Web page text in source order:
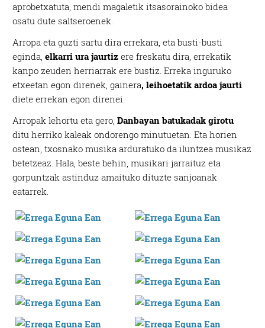
aprobetxatuta, mendi magaletik itsasorainoko bidea
osatu dute saltseroenek.
Arropa eta guzti sartu dira errekara, eta busti-busti
eginda, elkarri ura jaurtiz ere freskatu dira, errekatik
kanpo zeuden herriarrak ere bustiz. Erreka inguruko
etxeetan egon direnek, gainera, leihoetatik ardoa jaurti
diete errekan egon direnei.
Arropak lehortu eta gero,Danbayan batukadak girotu
ditu herriko kaleak ondorengo minutuetan. Eta horien
ostean, txosnako musika arduratuko da iluntzea musikaz
betetzeaz. Hala, beste behin, musikari jarraituz eta
gorpuntzak astinduz amaituko dituzte sanjoanak
eatarrek.